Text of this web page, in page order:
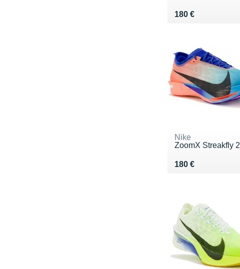
180 €
Vendu 180 €
Nike
ZoomX Streakfly 2
180 €
Vendu 180 €